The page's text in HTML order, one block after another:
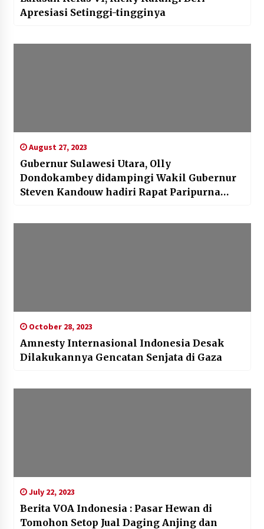
Apresiasi Setinggi-tingginya
August 27, 2023
Gubernur Sulawesi Utara, Olly
Dondokambey didampingi Wakil Gubernur
Steven Kandouw hadiri Rapat Paripurna
October 28, 2023
Amnesty Internasional Indonesia Desak
Dilakukannya Gencatan Senjata di Gaza
July 22, 2023
Berita VOA Indonesia : Pasar Hewan di
Tomohon Setop Jual Daging Anjing dan